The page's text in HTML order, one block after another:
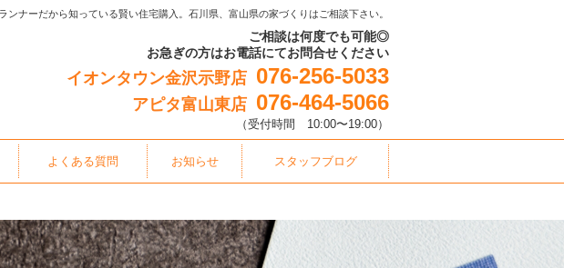
ンナーだから知っている賢い住宅購入。石川県、富山県の家づくりはご相談下さい。
ご相談は何度でも可能◎
お急ぎの方はお電話にてお問合せください
イオンタウン金沢示野店 076-256-5033
アピタ富山東店 076-464-5066
（受付時間 10:00〜19:00）
よくある質問 お知らせ スタッフブログ